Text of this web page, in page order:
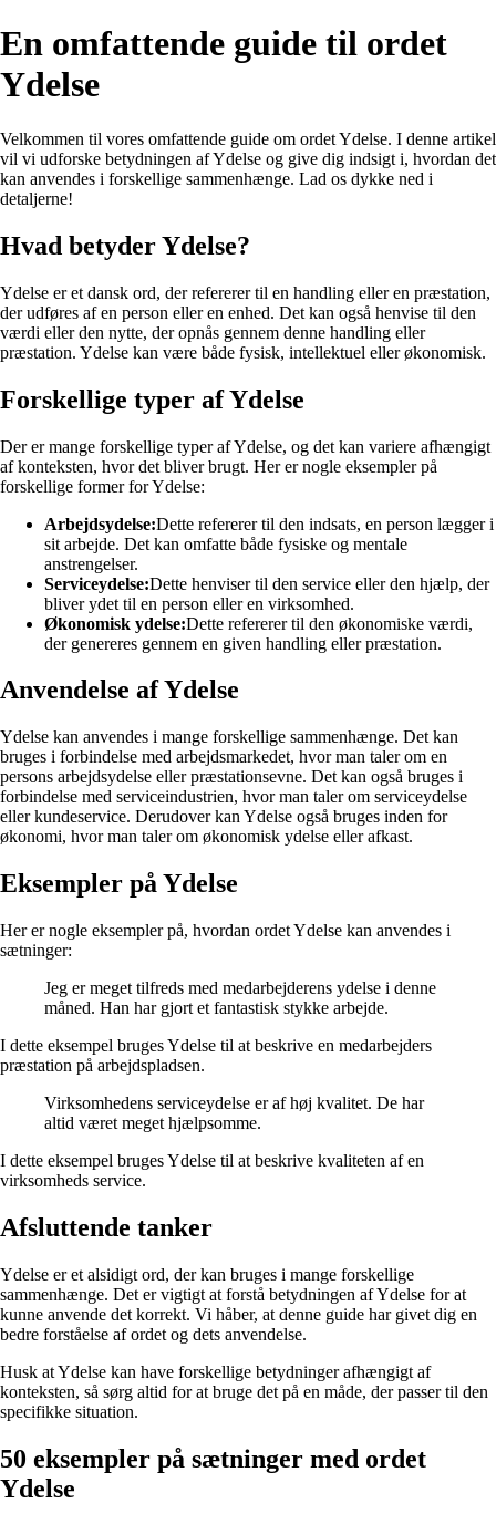
En omfattende guide til ordet
Ydelse
Velkommen til vores omfattende guide om ordet Ydelse. I denne artikel
vil vi udforske betydningen af Ydelse og give dig indsigt i, hvordan det
kan anvendes i forskellige sammenhænge. Lad os dykke ned i
detaljerne!
Hvad betyder Ydelse?
Ydelse er et dansk ord, der refererer til en handling eller en præstation,
der udføres af en person eller en enhed. Det kan også henvise til den
værdi eller den nytte, der opnås gennem denne handling eller
præstation. Ydelse kan være både fysisk, intellektuel eller økonomisk.
Forskellige typer af Ydelse
Der er mange forskellige typer af Ydelse, og det kan variere afhængigt
af konteksten, hvor det bliver brugt. Her er nogle eksempler på
forskellige former for Ydelse:
Arbejdsydelse:Dette refererer til den indsats, en person lægger i
sit arbejde. Det kan omfatte både fysiske og mentale
anstrengelser.
Serviceydelse:Dette henviser til den service eller den hjælp, der
bliver ydet til en person eller en virksomhed.
Økonomisk ydelse:Dette refererer til den økonomiske værdi,
der genereres gennem en given handling eller præstation.
Anvendelse af Ydelse
Ydelse kan anvendes i mange forskellige sammenhænge. Det kan
bruges i forbindelse med arbejdsmarkedet, hvor man taler om en
persons arbejdsydelse eller præstationsevne. Det kan også bruges i
forbindelse med serviceindustrien, hvor man taler om serviceydelse
eller kundeservice. Derudover kan Ydelse også bruges inden for
økonomi, hvor man taler om økonomisk ydelse eller afkast.
Eksempler på Ydelse
Her er nogle eksempler på, hvordan ordet Ydelse kan anvendes i
sætninger:
Jeg er meget tilfreds med medarbejderens ydelse i denne
måned. Han har gjort et fantastisk stykke arbejde.
I dette eksempel bruges Ydelse til at beskrive en medarbejders
præstation på arbejdspladsen.
Virksomhedens serviceydelse er af høj kvalitet. De har
altid været meget hjælpsomme.
I dette eksempel bruges Ydelse til at beskrive kvaliteten af en
virksomheds service.
Afsluttende tanker
Ydelse er et alsidigt ord, der kan bruges i mange forskellige
sammenhænge. Det er vigtigt at forstå betydningen af Ydelse for at
kunne anvende det korrekt. Vi håber, at denne guide har givet dig en
bedre forståelse af ordet og dets anvendelse.
Husk at Ydelse kan have forskellige betydninger afhængigt af
konteksten, så sørg altid for at bruge det på en måde, der passer til den
specifikke situation.
50 eksempler på sætninger med ordet
Ydelse